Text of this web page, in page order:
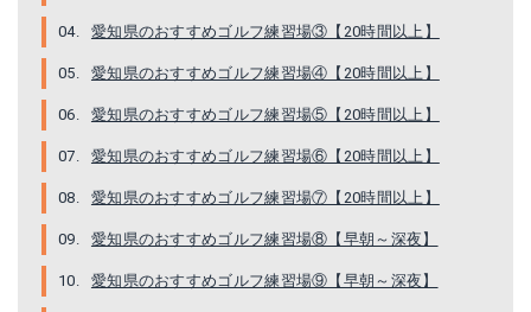
愛知県のおすすめゴルフ練習場③【20時間以上】
愛知県のおすすめゴルフ練習場④【20時間以上】
愛知県のおすすめゴルフ練習場⑤【20時間以上】
愛知県のおすすめゴルフ練習場⑥【20時間以上】
愛知県のおすすめゴルフ練習場⑦【20時間以上】
愛知県のおすすめゴルフ練習場⑧【早朝～深夜】
愛知県のおすすめゴルフ練習場⑨【早朝～深夜】